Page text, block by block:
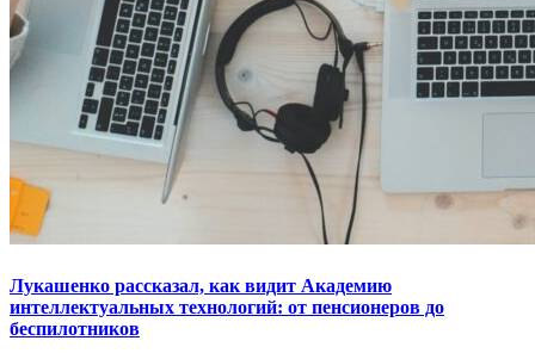
Лукашенко рассказал, как видит Академию
интеллектуальных технологий: от пенсионеров до
беспилотников